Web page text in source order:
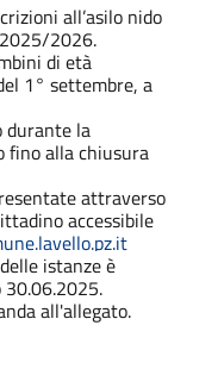
all’asilo nido
2026.
di età
1° settembre, a
durante la
fino alla chiusura
attraverso
accessibile
istanze è
all'allegato.